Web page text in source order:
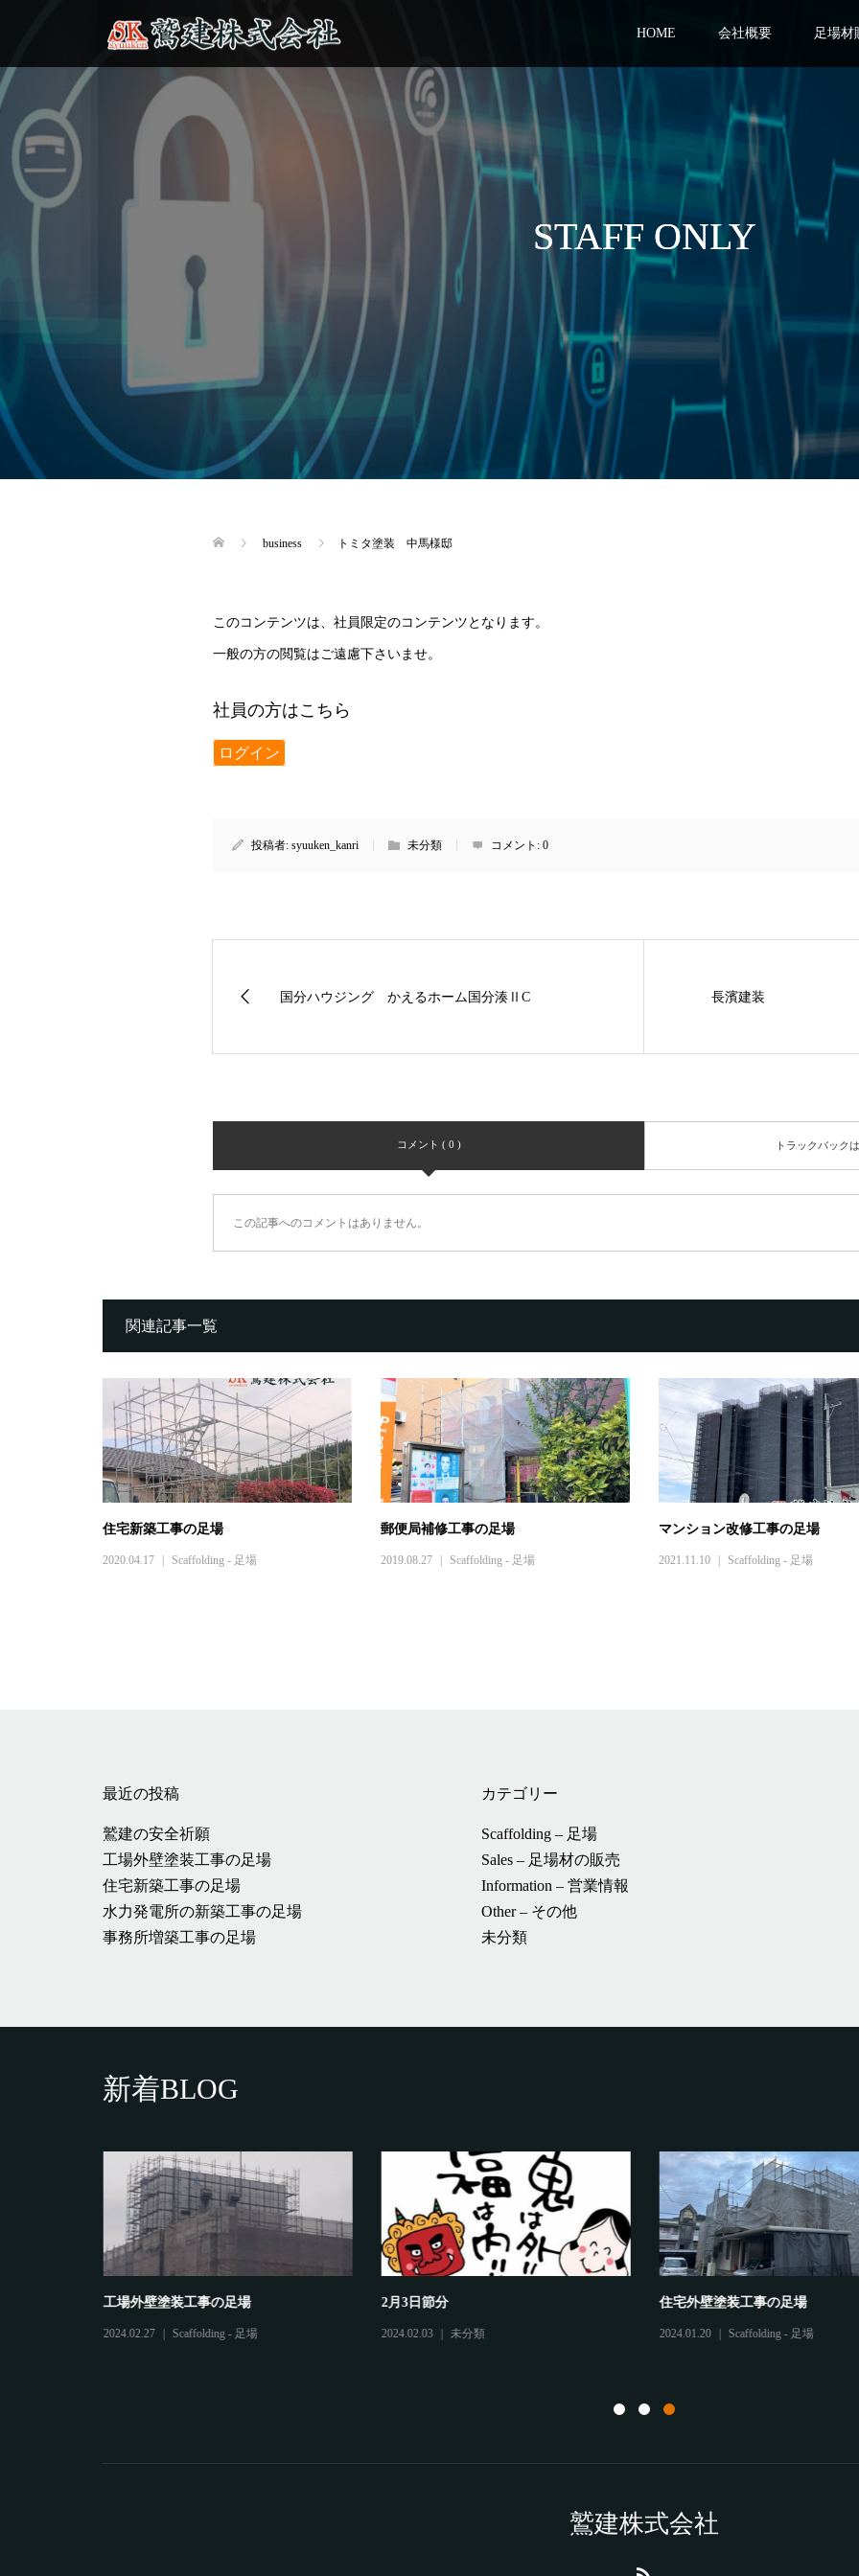
HOME 会社概要 足場材
STAFF ONLY
business トミタ塗装 中馬様邸
このコンテンツは、社員限定のコンテンツとなります。
一般の方の閲覧はご遠慮下さいませ。
社員の方はこちら
ログイン
投稿者: syuuken_kanri 未分類 コメント: 0
国分ハウジング かえるホーム国分湊ⅡC 長濱建装
コメント ( 0 ) トラックバック
この記事へのコメントはありません。
関連記事一覧
住宅新築工事の足場
2020.04.17 Scaffolding - 足場
郵便局補修工事の足場
2019.08.27 Scaffolding - 足場
マンション改修工事の足場
2021.11.10 Scaffolding - 足場
最近の投稿
鷲建の安全祈願
工場外壁塗装工事の足場
住宅新築工事の足場
水力発電所の新築工事の足場
事務所増築工事の足場
カテゴリー
Scaffolding – 足場
Sales – 足場材の販売
Information – 営業情報
Other – その他
未分類
新着BLOG
工場外壁塗装工事の足場
2024.02.27 Scaffolding - 足場
2月3日節分
2024.02.03 未分類
住宅外壁塗装工事の足場
2024.01.20 Scaffolding - 足場
鷲建株式会社